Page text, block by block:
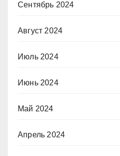
Сентябрь 2024
Август 2024
Июль 2024
Июнь 2024
Май 2024
Апрель 2024